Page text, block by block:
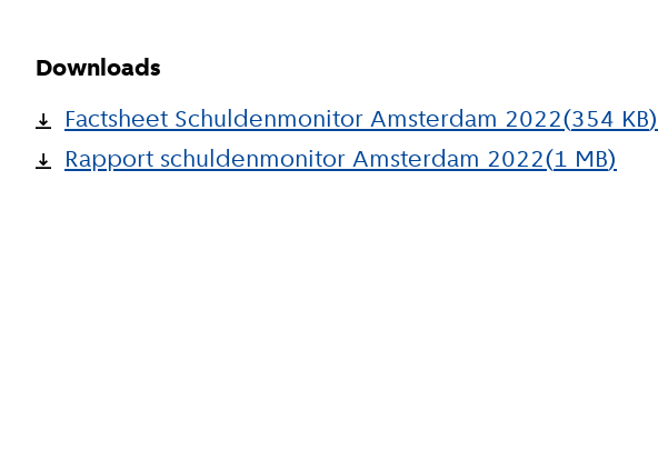
Downloads
Factsheet Schuldenmonitor Amsterdam 2022(354 KB)
Rapport schuldenmonitor Amsterdam 2022(1 MB)